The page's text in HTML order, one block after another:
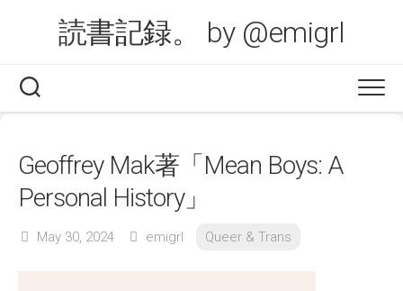
読書記録。 by @emigrl
Geoffrey Mak著「Mean Boys: A
Personal History」
May 30, 2024 emigrl Queer & Trans